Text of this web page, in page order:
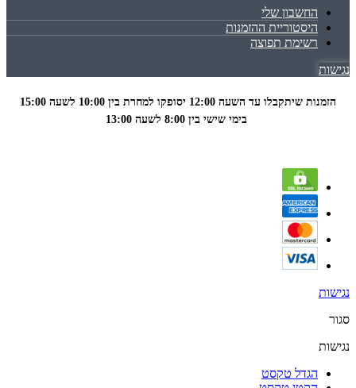
החשבון שלי
היסטוריית ההזמנות
רשימת תפוצה
נגישות
הזמנות שיתקבלו עד השעה 12:00 יסופקו למחרת בין 10:00 לשעה
15:00
נגישות
סגור
נגישות
הגדל טקסט